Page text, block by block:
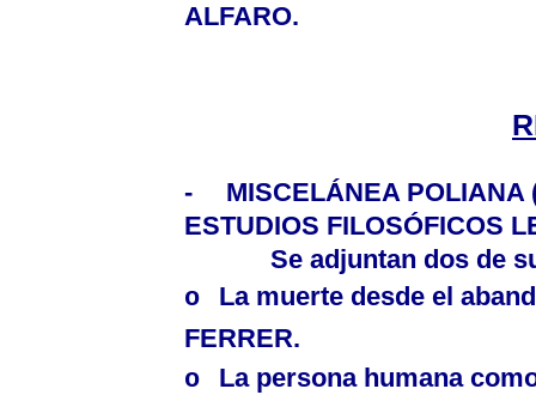
ALFARO.
-
MISCELÁNEA POLIANA
ESTUDIOS FILOSÓFICOS
Se adjuntan dos de
o
La muerte desde el
FERRER.
o
La persona humana